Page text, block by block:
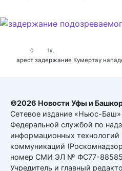
0 1к.
арест задержание Кумертау
©2026 Новости Уфы и
Сетевое издание «Ньюс-
Федеральной службой по
информационных технологий
коммуникаций
номер СМИ ЭЛ № ФС77-88585
Учредитель и главный